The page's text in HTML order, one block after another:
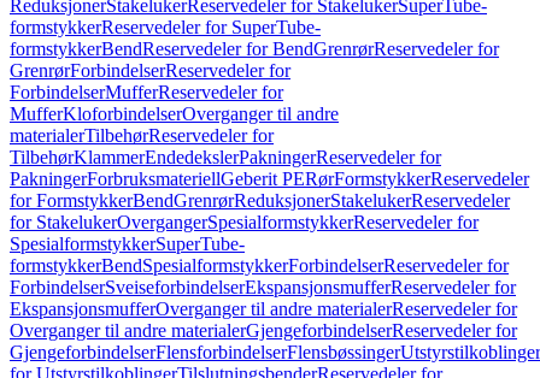
ReduksjonerStakelukerReservedeler for StakelukerSuperTube-
formstykkerReservedeler for SuperTube-
formstykkerBendReservedeler for BendGrenrørReservedeler for
GrenrørForbindelserReservedeler for
ForbindelserMufferReservedeler for
MufferKloforbindelserOverganger til andre
materialerTilbehørReservedeler for
TilbehørKlammerEndedekslerPakningerReservedeler for
PakningerForbruksmateriellGeberit PERørFormstykkerReservedeler
for FormstykkerBendGrenrørReduksjonerStakelukerReservedeler
for StakelukerOvergangerSpesialformstykkerReservedeler for
SpesialformstykkerSuperTube-
formstykkerBendSpesialformstykkerForbindelserReservedeler for
ForbindelserSveiseforbindelserEkspansjonsmufferReservedeler for
EkspansjonsmufferOverganger til andre materialerReservedeler for
Overganger til andre materialerGjengeforbindelserReservedeler for
GjengeforbindelserFlensforbindelserFlensbøssingerUtstyrstilkoblinger
for UtstyrstilkoblingerTilslutningsbenderReservedeler for